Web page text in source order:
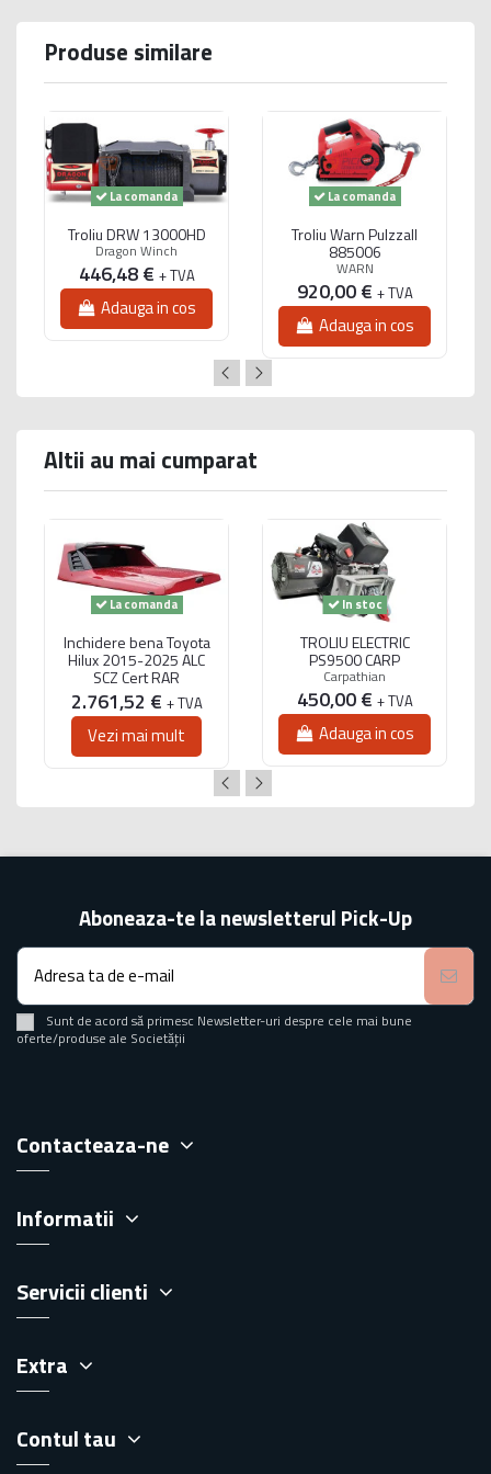
Produse similare
La comanda
Troliu DRW 13000HD
Dragon Winch
446,48 € + TVA
Adauga in cos
La comanda
Troliu Warn Pulzzall
885006
WARN
920,00 € + TVA
Adauga in cos
Altii au mai cumparat
La comanda
Inchidere bena Toyota
Hilux 2015-2025 ALC
SCZ Cert RAR
2.761,52 € + TVA
Vezi mai mult
In stoc
TROLIU ELECTRIC
PS9500 CARP
Carpathian
450,00 € + TVA
Adauga in cos
Aboneaza-te la newsletterul Pick-Up
Sunt de acord să primesc Newsletter-uri despre cele mai bune
oferte/produse ale Societății
Contacteaza-ne
Informatii
Servicii clienti
Extra
Contul tau